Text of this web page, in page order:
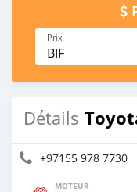
Prix
BIF
Détails
+97155 978 7730
MOTEUR